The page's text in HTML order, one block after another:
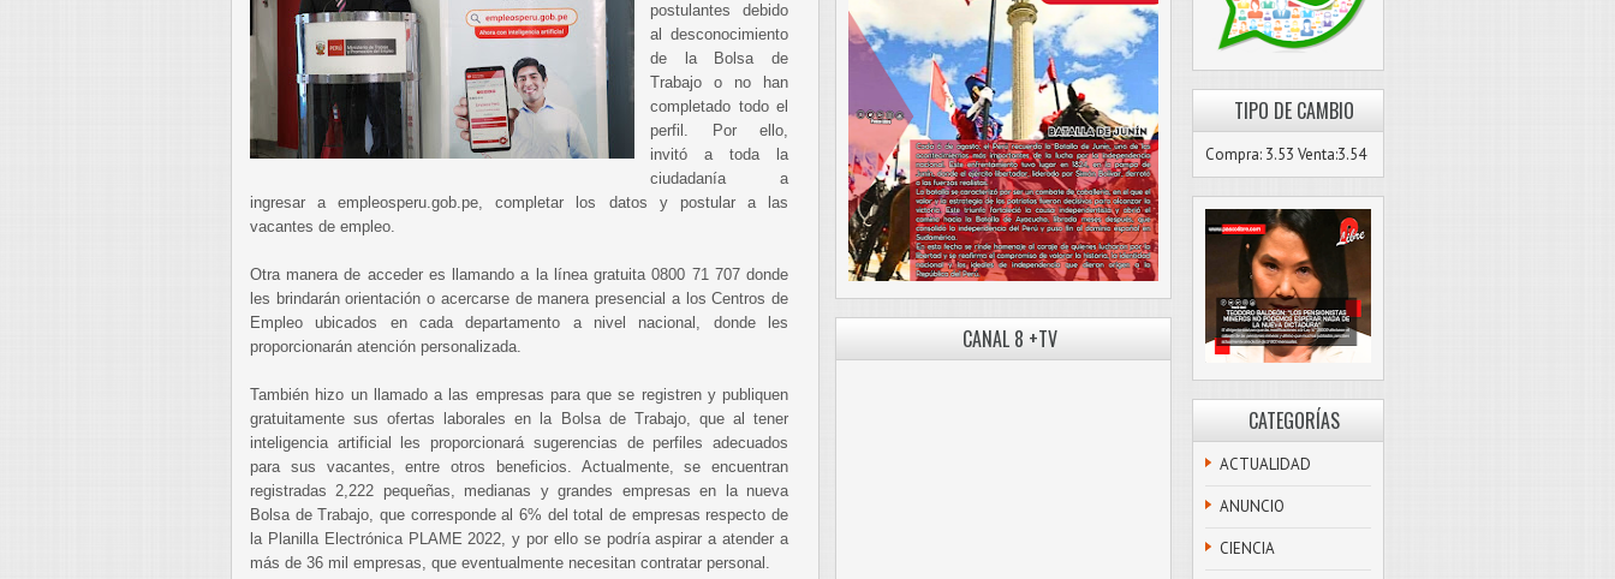
postulantes debido
al desconocimiento
de la Bolsa de
Trabajo o no han
completado todo el
perfil. Por ello,
invitó a toda la
ciudadanía a
ingresar a empleosperu.gob.pe, completar los datos y postular a las
vacantes de empleo.
Otra manera de acceder es llamando a la línea gratuita 0800 71 707 donde
les brindarán orientación o acercarse de manera presencial a los Centros de
Empleo ubicados en cada departamento a nivel nacional, donde les
proporcionarán atención personalizada.
También hizo un llamado a las empresas para que se registren y publiquen
gratuitamente sus ofertas laborales en la Bolsa de Trabajo, que al tener
inteligencia artificial les proporcionará sugerencias de perfiles adecuados
para sus vacantes, entre otros beneficios. Actualmente, se encuentran
registradas 2,222 pequeñas, medianas y grandes empresas en la nueva
Bolsa de Trabajo, que corresponde al 6% del total de empresas respecto de
la Planilla Electrónica PLAME 2022, y por ello se podría aspirar a atender a
más de 36 mil empresas, que eventualmente necesitan contratar personal.
CANAL 8 +TV
TIPO DE CAMBIO
Compra: 3.53 Venta:3.54
CATEGORÍAS
ACTUALIDAD
ANUNCIO
CIENCIA